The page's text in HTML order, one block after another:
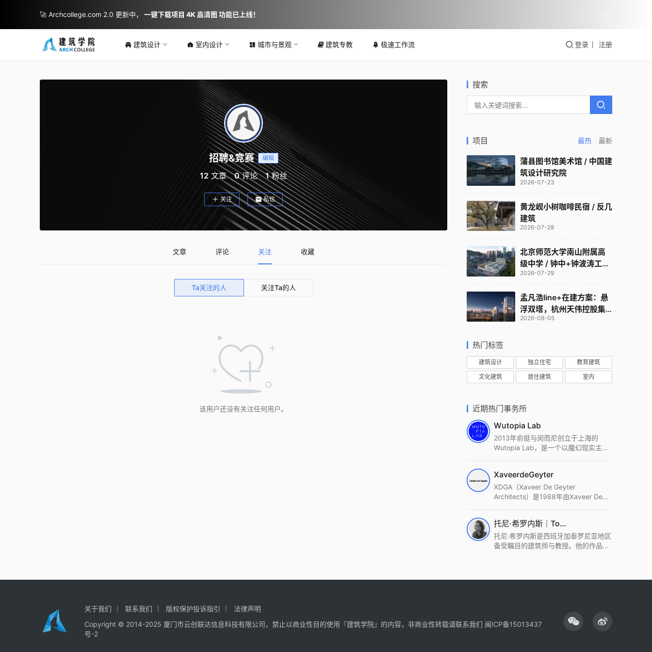
建筑设计 室内设计 城市与景观 建筑专教 极速工作流 登录 注册
招聘&竞赛 编辑
12 文章 0 评论 1 粉丝
关注 私信
文章 评论 关注 收藏
Ta关注的人 关注Ta的人
该用户还没有关注任何用户。
搜索
项目 最热 最新
蒲县图书馆美术馆 / 中国建
筑设计研究院
2026-07-23
黄龙岘小树咖啡民宿 / 反几
建筑
2026-07-28
北京师范大学南山附属高
级中学 / 钟中+钟波涛工作
室
2026-07-29
孟凡浩line+在建方案：悬
浮双塔，杭州天伟控股集
团总部
2026-08-05
热门标签
建筑设计 独立住宅 教育建筑
文化建筑 居住建筑 室内
近期热门事务所
Wutopia Lab
2013年俞挺与闵而尼创立于上海的
Wutopia Lab，是一个以魔幻现实主
统这种新的思维范式为基础，以上海性
和生活性为介入设计的原点，以建筑为
工具，从而推动建筑学和社会学进步。
2022 DFA中获Merit,2021 Architizer
A+ Firm Awards中获Special
Mention：Best Young Firm，2020 IF
XaveerdeGeyter
XDGA（Xaveer De Geyter
Architects）是1988年由Xaveer De
进的设计方法、多元的专业团队和国际
化的作品著称，曾获密斯·凡·德罗奖、
Bigmat奖等多项重要奖项。XDGA主张
托尼·希罗内斯｜Toni Gironès
托尼·希罗内斯是西班牙加泰罗尼亚地区
备受瞩目的建筑师与教授。他的作品深
关于我们 联系我们 版权保护投诉指引
法律声明
Copyright © 2014-2025 厦门市云创联达信息科技有限公司，禁止以商业性目的使用『建筑学院』的内容，非商业性转载请联系我们 闽ICP备15013437
号-2
🚀 Archcollege.com 2.0 更新中， 一键下载项目 4K 高清图 功能已上线！